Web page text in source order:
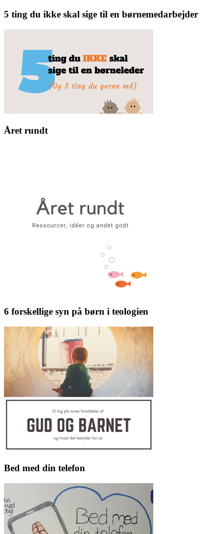
5 ting du ikke skal sige til en børnemedarbejder
Året rundt
6 forskellige syn på børn i teologien
Bed med din telefon